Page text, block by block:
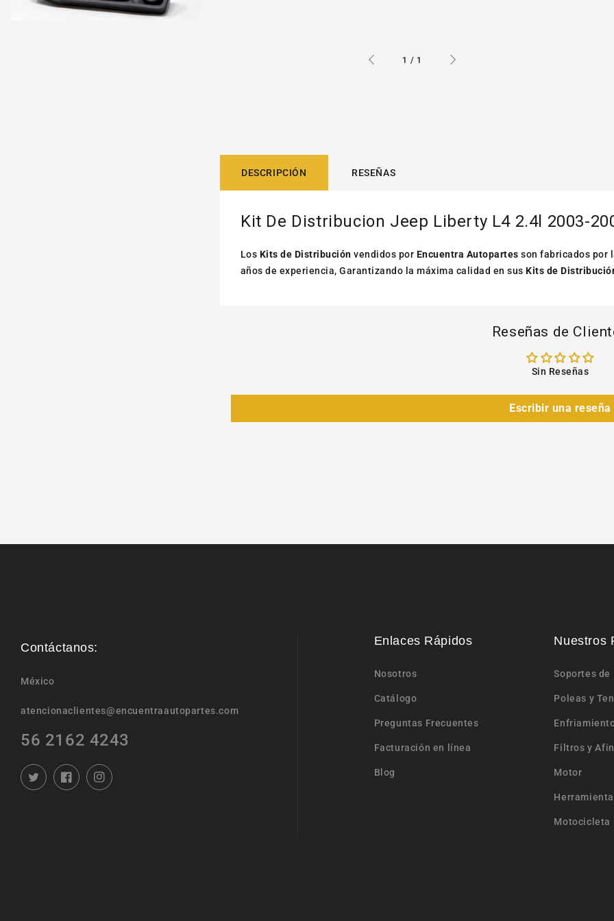
1 / de
1
DESCRIPCIÓN RESEÑAS
Kit De Distribucion Jeep Liberty L4 2.4l 2003-
Los Kits de Distribución vendidos por Encuentra Autopartes son fabricados por
años de experiencia, Garantizando la máxima calidad en susKits de
Reseñas de
Sin Reseñas
Escribir una reseña
Contáctanos:
México
atencionaclientes@encuentraautopartes.com
56 2162 4243
TwitterFacebookInstagram
Enlaces Rápidos
Nosotros
Catálogo
Preguntas Frecuentes
Facturación en línea
Blog
Nuestros
Soportes de
Poleas y
Filtros y
Motor
Motocicleta